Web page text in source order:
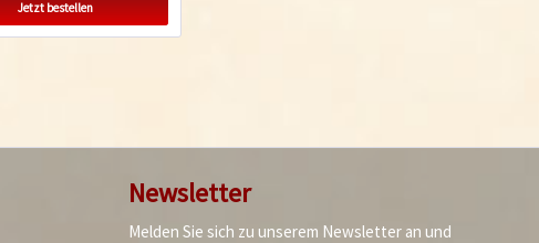
Jetzt bestellen
Newsletter
Melden Sie sich zu unserem Newsletter an und